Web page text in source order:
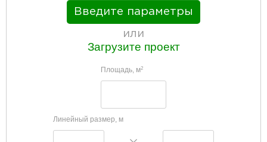
Введите параметры
или
Загрузите проект
Площадь, м2
Линейный размер, м